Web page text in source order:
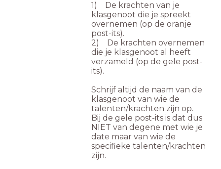
1) De krachten van je
klasgenoot die je spreekt
overnemen (op de oranje
post-its).
2) De krachten overnemen
die je klasgenoot al heeft
verzameld (op de gele post-
its).
Schrijf altijd de naam van de
klasgenoot van wie de
talenten/krachten zijn op.
Bij de gele post-its is dat dus
NIET van degene met wie je
date maar van wie de
specifieke talenten/krachten
zijn.